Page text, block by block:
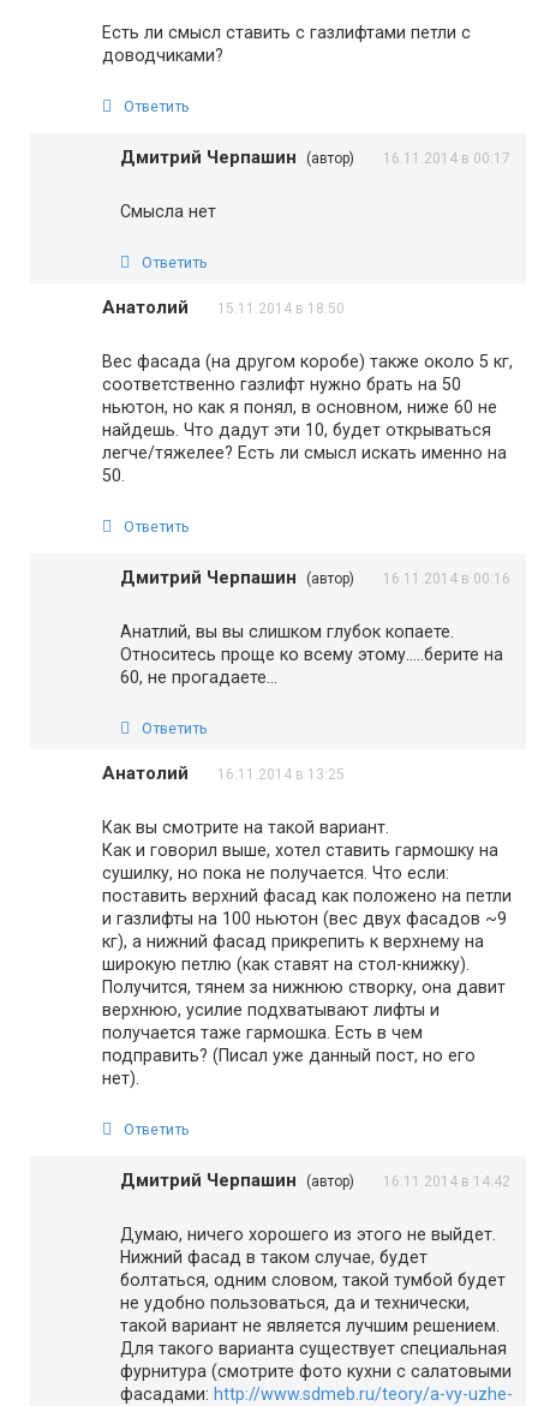
Есть ли смысл ставить с газлифтами петли с
доводчиками?
Ответить
Дмитрий Черпашин (автор) 16.11.2014 в 00:17
Смысла нет
Ответить
Анатолий 15.11.2014 в 18:50
Вес фасада (на другом коробе) также около 5 кг,
соответственно газлифт нужно брать на 50
ньютон, но как я понял, в основном, ниже 60 не
найдешь. Что дадут эти 10, будет открываться
легче/тяжелее? Есть ли смысл искать именно на
50.
Ответить
Дмитрий Черпашин (автор) 16.11.2014 в 00:16
Анатлий, вы вы слишком глубок копаете.
Относитесь проще ко всему этому…..берите на
60, не прогадаете…
Ответить
Анатолий 16.11.2014 в 13:25
Как вы смотрите на такой вариант.
Как и говорил выше, хотел ставить гармошку на
сушилку, но пока не получается. Что если:
поставить верхний фасад как положено на петли
и газлифты на 100 ньютон (вес двух фасадов ~9
кг), а нижний фасад прикрепить к верхнему на
широкую петлю (как ставят на стол-книжку).
Получится, тянем за нижнюю створку, она давит
верхнюю, усилие подхватывают лифты и
получается таже гармошка. Есть в чем
подправить? (Писал уже данный пост, но его
нет).
Ответить
Дмитрий Черпашин (автор) 16.11.2014 в 14:42
Думаю, ничего хорошего из этого не выйдет.
Нижний фасад в таком случае, будет
болтаться, одним словом, такой тумбой будет
не удобно пользоваться, да и технически,
такой вариант не является лучшим решением.
Для такого варианта существует специальная
фурнитура (смотрите фото кухни с салатовыми
фасадами: http://www.sdmeb.ru/teory/a-vy-uzhe-